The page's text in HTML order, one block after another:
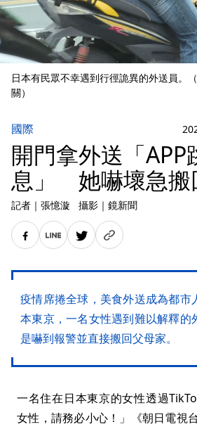
日本有民眾不幸遇到行徑詭異的外送員。
關）
國際
開門拿外送「APP
息」 她嚇壞急搬
記者 ｜ 張憶漩 攝影 ｜ 鏡新聞
疫情席捲全球，美食外送成為都市
本東京，一名女性遇到難以解釋的
是嚇到報警並直接搬回父母家。
一名住在日本東京的女性透過
女性，請務必小心！」《朝日電視